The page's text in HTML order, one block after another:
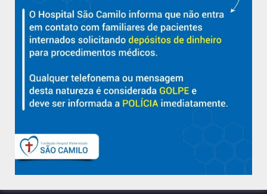
Sobre
Nossa História e Fundador
Diretorias
Políticas e Normas
Blog